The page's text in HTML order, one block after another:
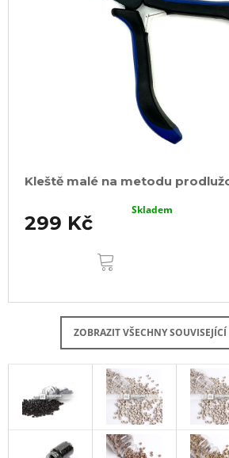
Kleště malé na metodu
299 Kč
Skladem
ZOBRAZIT VŠECHNY